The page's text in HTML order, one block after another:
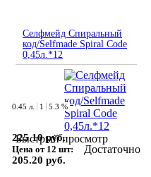
Селфмейд Спиральный
код/Selfmade Spiral Code
0,45л.*12
Быстрый просмотр
0.45 л. 1 5.3 %
225.10 руб.
Цена от 12 шт:
205.20 руб.
Достаточно